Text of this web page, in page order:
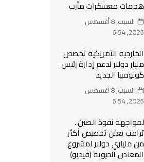
هجمات معسكرات مأرب
السبت, 8 أغسطس
2026, 6:54
الخارجية الأمريكية تخصص
مليار دولار لدعم إدارة رئيس
كولومبيا الجديد
السبت, 8 أغسطس
2026, 6:54
لمواجهة نفوذ الصين..
ترامب يعلن تخصيص أكثر
من ملياري دولار لمشروع
المعادن الحيوية (فيديو)